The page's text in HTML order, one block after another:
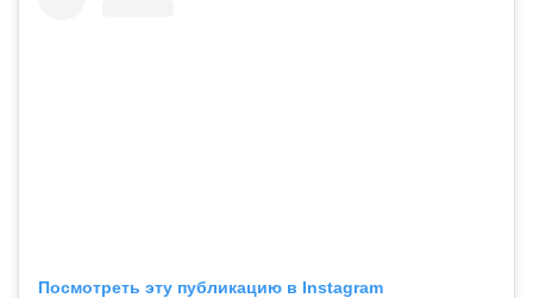
Посмотреть эту публикацию в Instagram